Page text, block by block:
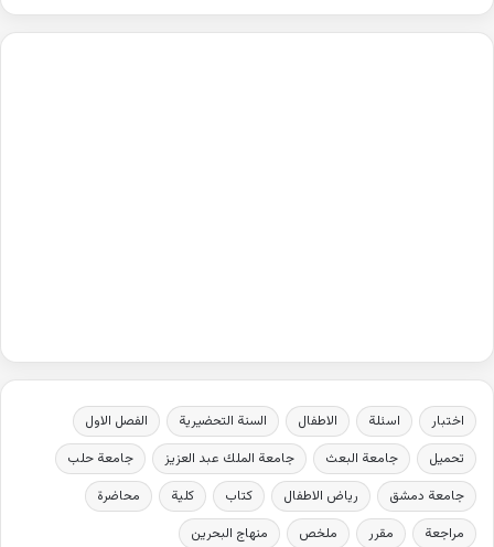
اختبار اسئلة الاطفال السنة التحضيرية
الفصل الاول
تحميل
جامعة البعث جامعة الملك عبد العزيز
جامعة حلب
جامعة دمشق
رياض الاطفال كتاب كلية
محاضرة
مراجعة
مقرر ملخص منهاج البحرين